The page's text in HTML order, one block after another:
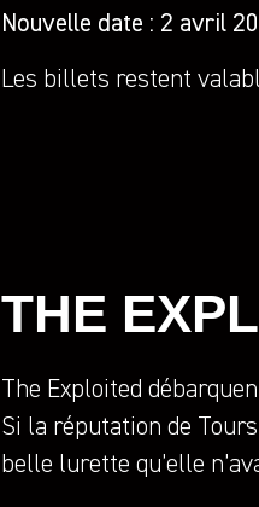
Nouvelle date : 2 avril
Les billets restent
THE
The Exploited
Si la réputation de
belle lurette qu’elle